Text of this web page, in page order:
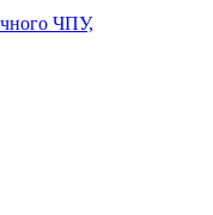
ЧПУ,